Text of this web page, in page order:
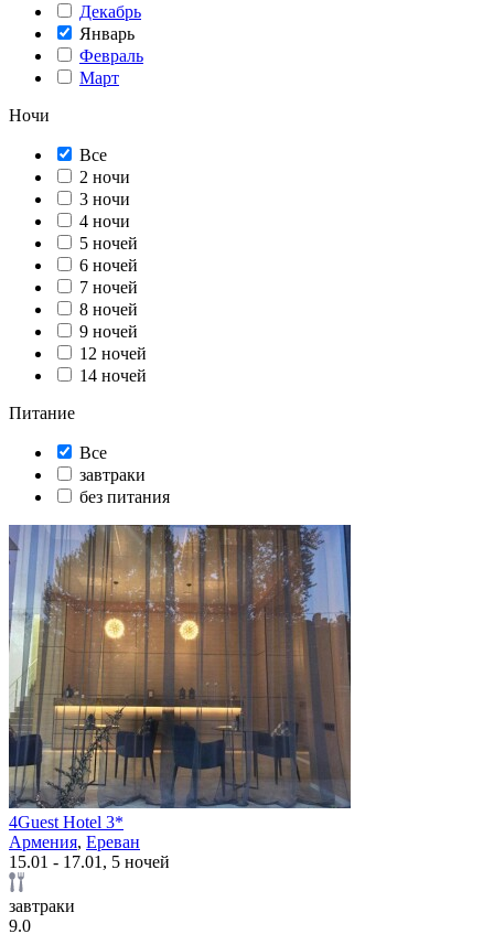
Декабрь
Январь
Февраль
Март
Ночи
Все
2 ночи
3 ночи
4 ночи
5 ночей
6 ночей
7 ночей
8 ночей
9 ночей
12 ночей
14 ночей
Питание
Все
завтраки
без питания
4Guest Hotel 3*
Армения, Ереван
15.01 - 17.01, 5 ночей
завтраки
9.0